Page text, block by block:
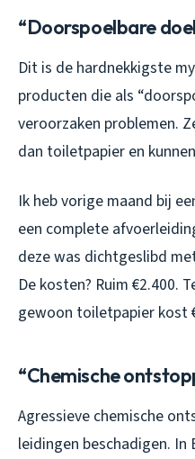
“Doorspoelbare
Dit is de hardnekkigste
producten die als
veroorzaken problemen.
dan toiletpapier en
Ik heb vorige maand bij
een complete
deze was dichtgeslibd
De kosten? Ruim €2.400.
gewoon toiletpapier kost
“Chemische
Agressieve chemische
leidingen beschadigen. In